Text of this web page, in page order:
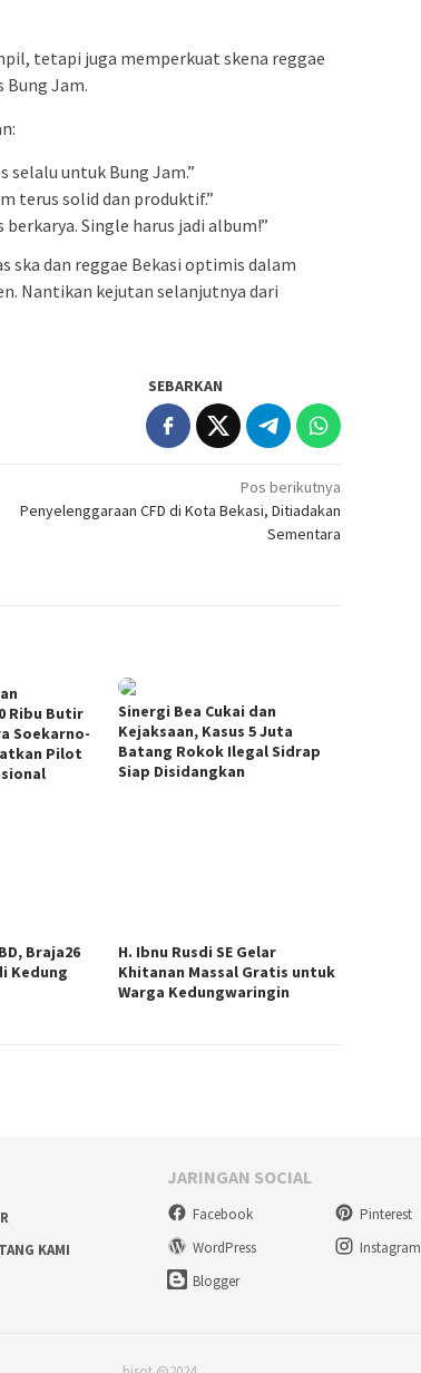
tetapi juga memperkuat skena reggae
Bung Jam.
selalu untuk Bung Jam.”
terus solid dan produktif.”
Single harus jadi album!”
ska dan reggae Bekasi optimis dalam
Nantikan kejutan selanjutnya dari
SEBARKAN
Pos berikutnya
Penyelenggaraan CFD di Kota Bekasi, Ditiadakan
Sementara
Ribu Butir
Soekarno-
Pilot
Sinergi Bea Cukai dan
Kejaksaan, Kasus 5 Juta
Batang Rokok Ilegal Sidrap
Siap Disidangkan
Braja26
Kedung
H. Ibnu Rusdi SE Gelar
Khitanan Massal Gratis untuk
Warga Kedungwaringin
KAMI
JARINGAN SOCIAL
Facebook Pinterest
WordPress
Instagram
Blogger